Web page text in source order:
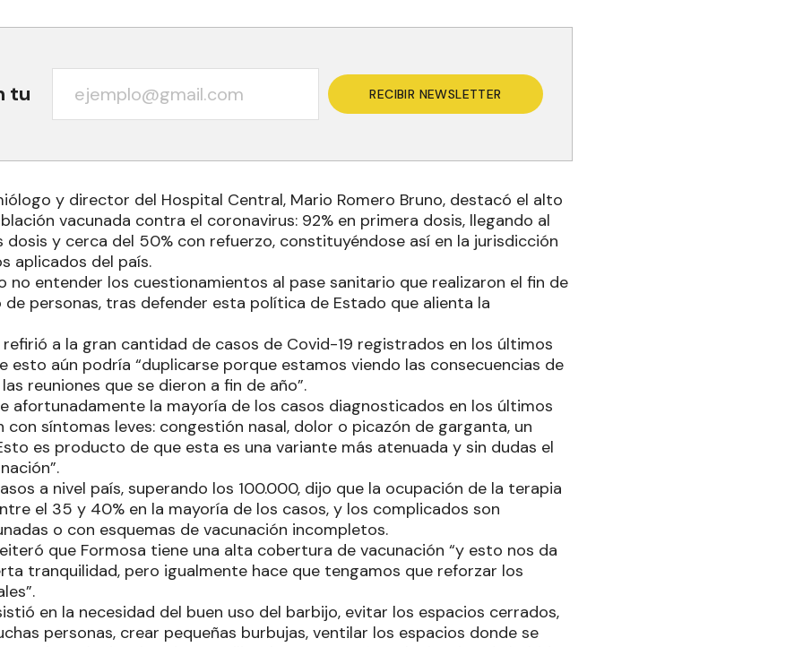
tu RECIBIR NEWSLETTER
y director del Hospital Central, Mario Romero Bruno, destacó el alto
vacunada contra el coronavirus: 92% en primera dosis, llegando al
dosis y cerca del 50% con refuerzo, constituyéndose así en la jurisdicción
aplicados del país.
no entender los cuestionamientos al pase sanitario que realizaron el fin de
de personas, tras defender esta política de Estado que alienta la
refirió a la gran cantidad de casos de Covid-19 registrados en los últimos
esto aún podría “duplicarse porque estamos viendo las consecuencias de
reuniones que se dieron a fin de año”.
afortunadamente la mayoría de los casos diagnosticados en los últimos
con síntomas leves: congestión nasal, dolor o picazón de garganta, un
es producto de que esta es una variante más atenuada y sin dudas el
a nivel país, superando los 100.000, dijo que la ocupación de la terapia
el 35 y 40% en la mayoría de los casos, y los complicados son
o con esquemas de vacunación incompletos.
que Formosa tiene una alta cobertura de vacunación “y esto nos da
tranquilidad, pero igualmente hace que tengamos que reforzar los
en la necesidad del buen uso del barbijo, evitar los espacios cerrados,
personas, crear pequeñas burbujas, ventilar los espacios donde se